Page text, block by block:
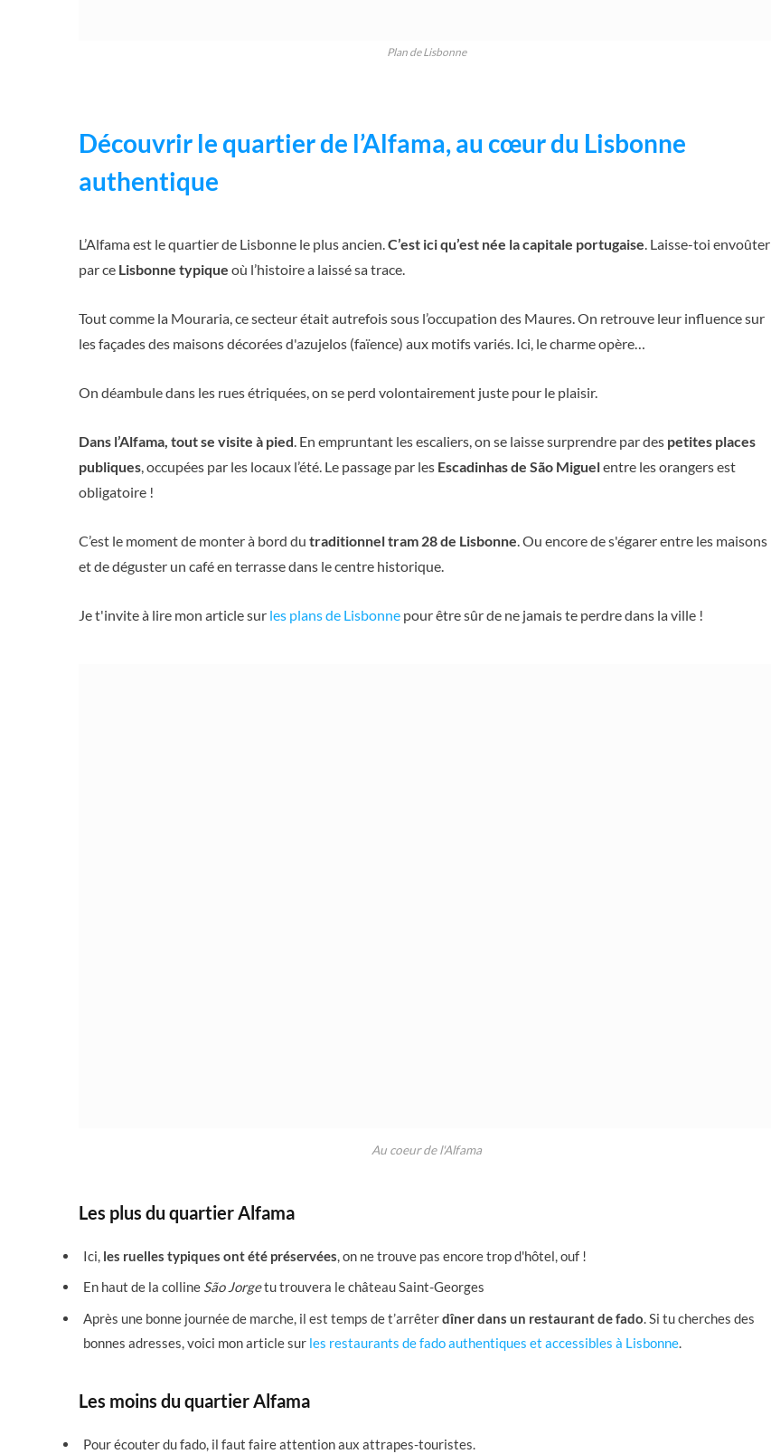
Plan de Lisbonne
Découvrir le quartier de l’Alfama, au cœur du Lisbonne
authentique
L’Alfama est le quartier de Lisbonne le plus ancien. C’est ici qu’est née la capitale portugaise . Laisse-toi envoûter
par ce Lisbonne typique où l’histoire a laissé sa trace.
Tout comme la Mouraria, ce secteur était autrefois sous l’occupation des Maures. On retrouve leur influence sur
les façades des maisons décorées d'azujelos (faïence) aux motifs variés. Ici, le charme opère…
On déambule dans les rues étriquées, on se perd volontairement juste pour le plaisir.
Dans l’Alfama, tout se visite à pied . En empruntant les escaliers, on se laisse surprendre par des petites places
publiques , occupées par les locaux l’été. Le passage par les Escadinhas de São Miguelentre les orangers est
obligatoire !
C’est le moment de monter à bord du traditionnel tram 28 de Lisbonne . Ou encore de s'égarer entre les maisons
et de déguster un café en terrasse dans le centre historique.
Je t'invite à lire mon article sur les plans de Lisbonne pour être sûr de ne jamais te perdre dans la ville !
Au coeur de l'Alfama
Les plus du quartier Alfama
Ici, les ruelles typiques ont été préservées , on ne trouve pas encore trop d'hôtel, ouf !
En haut de la colline São Jorgetu trouvera le château Saint-Georges
Après une bonne journée de marche, il est temps de t’arrêterdîner dans un restaurant de fado . Si tu cherches des
bonnes adresses, voici mon article sur les restaurants de fado authentiques et accessibles à Lisbonne
Les moins du quartier Alfama
Pour écouter du fado, il faut faire attention aux attrapes-touristes.